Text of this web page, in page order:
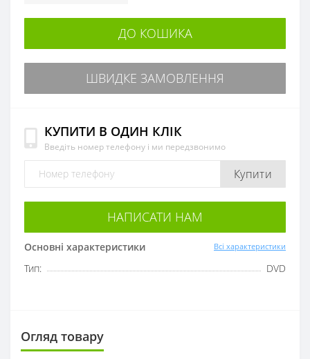
ДО КОШИКА
ШВИДКЕ ЗАМОВЛЕННЯ
КУПИТИ В ОДИН КЛІК
Введіть номер телефону і ми передзвонимо
Купити
НАПИСАТИ НАМ
Основні характеристики Всі характеристики
Тип: DVD
Огляд товару